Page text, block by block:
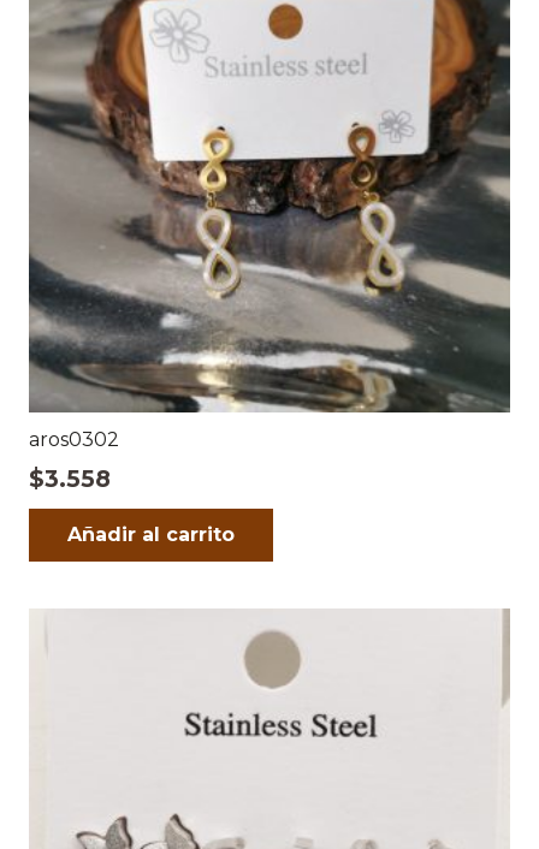
aros0302
$3.558
Añadir al carrito